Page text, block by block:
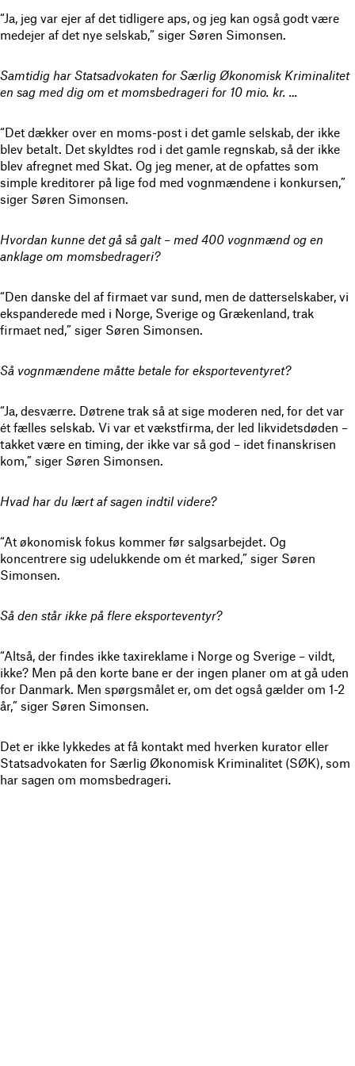
“Ja, jeg var ejer af det tidligere aps, og jeg kan også godt være
medejer af det nye selskab,” siger Søren Simonsen.
Samtidig har Statsadvokaten for Særlig Økonomisk Kriminalitet
en sag med dig om et momsbedrageri for 10 mio. kr. …
“Det dækker over en moms-post i det gamle selskab, der ikke
blev betalt. Det skyldtes rod i det gamle regnskab, så der ikke
blev afregnet med Skat. Og jeg mener, at de opfattes som
simple kreditorer på lige fod med vognmændene i konkursen,”
siger Søren Simonsen.
Hvordan kunne det gå så galt – med 400 vognmænd og en
anklage om momsbedrageri?
“Den danske del af firmaet var sund, men de datterselskaber, vi
ekspanderede med i Norge, Sverige og Grækenland, trak
firmaet ned,” siger Søren Simonsen.
Så vognmændene måtte betale for eksporteventyret?
“Ja, desværre. Døtrene trak så at sige moderen ned, for det var
ét fælles selskab. Vi var et vækstfirma, der led likvidetsdøden –
takket være en timing, der ikke var så god – idet finanskrisen
kom,” siger Søren Simonsen.
Hvad har du lært af sagen indtil videre?
“At økonomisk fokus kommer før salgsarbejdet. Og
koncentrere sig udelukkende om ét marked,” siger Søren
Simonsen.
Så den står ikke på flere eksporteventyr?
“Altså, der findes ikke taxireklame i Norge og Sverige – vildt,
ikke? Men på den korte bane er der ingen planer om at gå uden
for Danmark. Men spørgsmålet er, om det også gælder om 1-2
år,” siger Søren Simonsen.
Det er ikke lykkedes at få kontakt med hverken kurator eller
Statsadvokaten for Særlig Økonomisk Kriminalitet (SØK), som
har sagen om momsbedrageri.